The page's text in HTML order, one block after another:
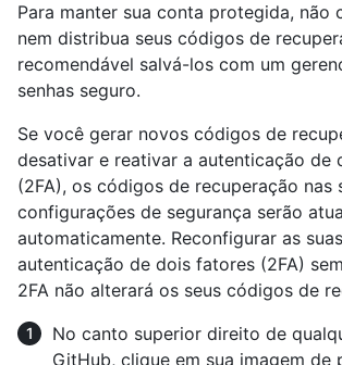
Para manter sua conta protegida, não
nem distribua seus códigos de
recomendável salvá-los com um
senhas seguro.
Se você gerar novos códigos de
desativar e reativar a autenticação de
(2FA), os códigos de recuperação nas
configurações de segurança serão
automaticamente. Reconfigurar as
autenticação de dois fatores (2FA)
2FA não alterará os seus códigos de
No canto superior direito de
GitHub, clique em sua imagem de